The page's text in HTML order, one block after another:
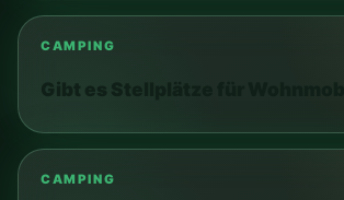
CAMPING
Gibt es Stellplätze für
CAMPING